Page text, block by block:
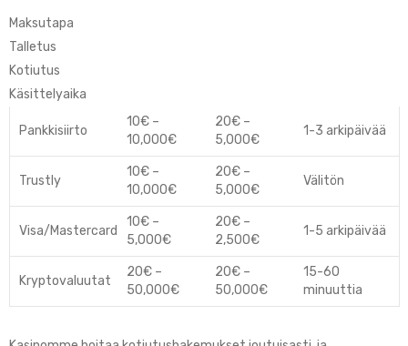
Maksutapa
Talletus
Kotiutus
Käsittelyaika
Pankkisiirto
10€ –
10,000€
20€ –
5,000€
1-3 arkipäivää
Trustly
10€ –
10,000€
20€ –
5,000€
Välitön
Visa/Mastercard
10€ –
5,000€
20€ –
2,500€
1-5 arkipäivää
Kryptovaluutat
20€ –
50,000€
20€ –
50,000€
15-60
minuuttia